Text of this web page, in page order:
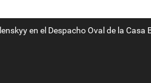
en el Despacho Oval de la Casa